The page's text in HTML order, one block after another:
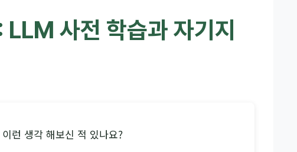
사전 학습과 자기지
런 생각 해보신 적 있나요?